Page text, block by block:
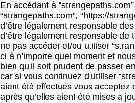
En accédant à
“strangepaths.com”, “https://
d’être légalement responsable
d’être légalement responsable
ne pas accéder et/ou utiliser
ci à n’importe quel moment et
bien qu’il soit prudent de passer
car si vous continuez d’utiliser
aient été effectués vous acceptez
après qu’elles aient été mises à